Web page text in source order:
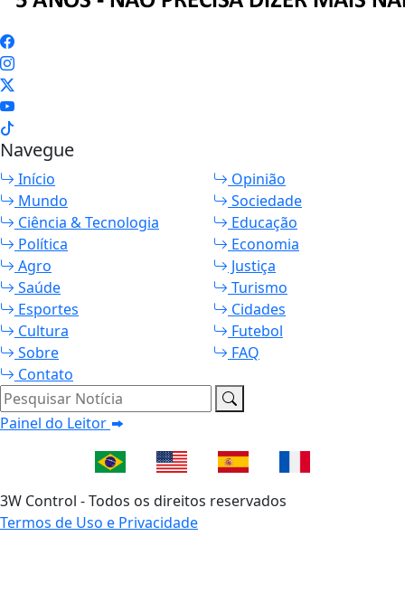
Navegue
Início
Opinião
Mundo
Sociedade
Ciência & Tecnologia
Educação
Política
Economia
Agro
Justiça
Saúde
Turismo
Esportes
Cidades
Cultura
Futebol
Sobre
FAQ
Contato
Pesquisar Notícia
Painel do Leitor
3W Control - Todos os direitos reservados
Termos de Uso e Privacidade